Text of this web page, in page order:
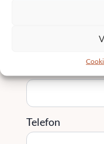
Telefon